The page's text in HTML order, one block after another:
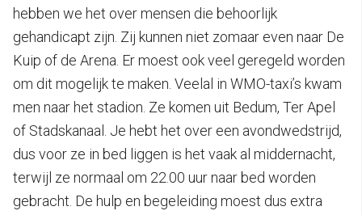
hebben we het over mensen die behoorlijk
gehandicapt zijn. Zij kunnen niet zomaar even naar De
Kuip of de Arena. Er moest ook veel geregeld worden
om dit mogelijk te maken. Veelal in WMO-taxi’s kwam
men naar het stadion. Ze komen uit Bedum, Ter Apel
of Stadskanaal. Je hebt het over een avondwedstrijd,
dus voor ze in bed liggen is het vaak al middernacht,
terwijl ze normaal om 22.00 uur naar bed worden
gebracht. De hulp en begeleiding moest dus extra